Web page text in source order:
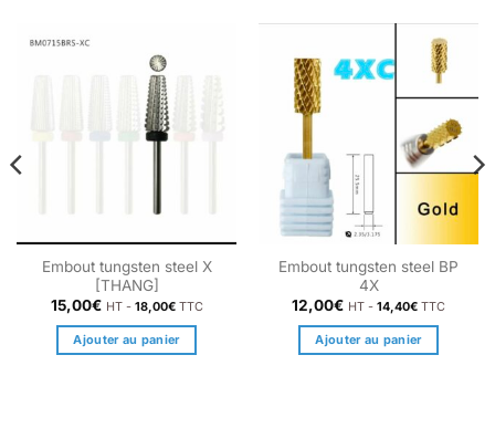
Embout tungsten steel X
[THANG]
15,00€ HT - 18,00€TTC
Ajouter au panier
Embout tungsten steel BP
4X
12,00€ HT - 14,40€ TTC
Ajouter au panier